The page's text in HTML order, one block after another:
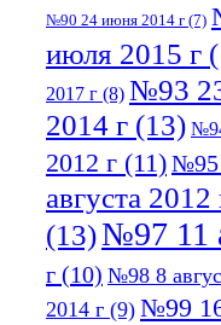
№90 24 июня 2014 г (7)
июля 2015 г
2017 г (8) №93
2014 г (13)
2012 г (11)№95
августа 2012
(13)№97 11
г (10) №98 8
2014 г (9) №99 16